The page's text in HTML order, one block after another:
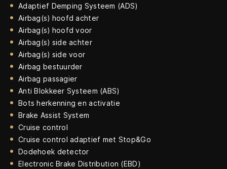
Adaptief Demping Systeem (ADS)
Airbag(s) hoofd achter
Airbag(s) hoofd voor
Airbag(s) side achter
Airbag(s) side voor
Airbag bestuurder
Airbag passagier
Anti Blokkeer Systeem (ABS)
Bots herkenning en activatie
Brake Assist System
Cruise control
Cruise control adaptief met Stop&Go
Dodehoek detector
Electronic Brake Distribution (EBD)